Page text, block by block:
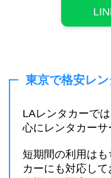
東京で格安レ
LAレンタカーで
心にレンタカーサ
短期間の利用は
カーにも対応し